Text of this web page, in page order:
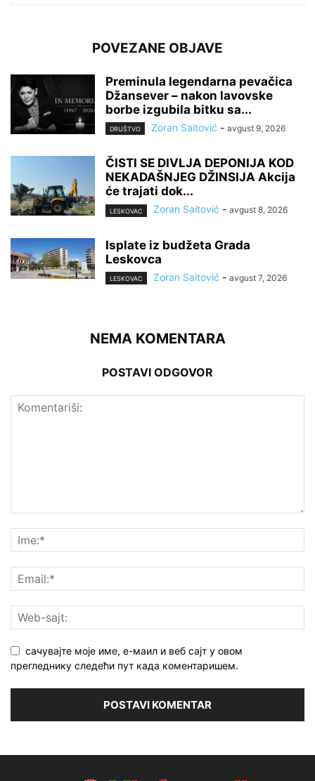
POVEZANE OBJAVE
Preminula legendarna pevačica
Džansever – nakon lavovske
borbe izgubila bitku sa...
DRUŠTVO Zoran Saitović - avgust 9, 2026
ČISTI SE DIVLJA DEPONIJA KOD
NEKADAŠNJEG DŽINSIJA Akcija
će trajati dok...
LESKOVAC Zoran Saitović - avgust 8, 2026
Isplate iz budžeta Grada
Leskovca
LESKOVAC Zoran Saitović - avgust 7, 2026
NEMA KOMENTARA
POSTAVI ODGOVOR
сачувајте моје име, е-маил и веб сајт у овом
прегледнику следећи пут када коментаришем.